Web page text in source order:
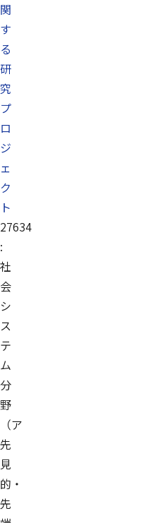
関
す
る
研
究
プ
ロ
ジ
ェ
ク
ト
27634
:
社
会
シ
ス
テ
ム
分
野
（ア
先
見
的・
先